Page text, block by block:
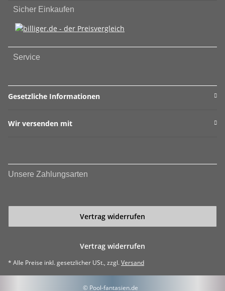
Sicher Einkaufen
Service
Gesetzliche Informationen
Wir versenden mit
Unsere Zahlungsarten
Vertrag widerrufen
Vertrag widerrufen
* Alle Preise inkl. gesetzlicher USt., zzgl.Versand
© Pool-fantasien.de